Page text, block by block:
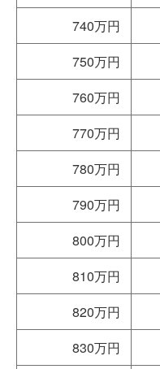
740万円
750万円
760万円
770万円
780万円
790万円
800万円
810万円
820万円
830万円